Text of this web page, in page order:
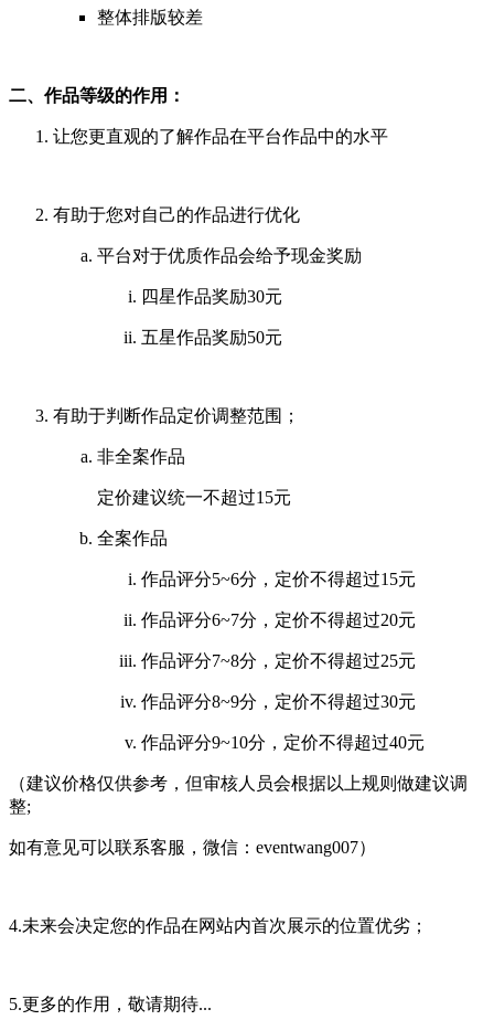
整体排版较差
二、作品等级的作用：
让您更直观的了解作品在平台作品中的水平
有助于您对自己的作品进行优化
平台对于优质作品会给予现金奖励
四星作品奖励30元
五星作品奖励50元
有助于判断作品定价调整范围；
非全案作品
定价建议统一不超过15元
全案作品
作品评分5~6分，定价不得超过15元
作品评分6~7分，定价不得超过20元
作品评分7~8分，定价不得超过25元
作品评分8~9分，定价不得超过30元
作品评分9~10分，定价不得超过40元
（建议价格仅供参考，但审核人员会根据以上规则做建议调
整;
如有意见可以联系客服，微信：eventwang007）
4.未来会决定您的作品在网站内首次展示的位置优劣；
5.更多的作用，敬请期待...